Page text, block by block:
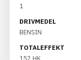
1
DRIVMEDEL
BENSIN
TOTALEFFEKT
152 HK